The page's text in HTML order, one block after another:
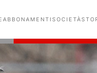
ABBONAMENTI SOCIETÀ